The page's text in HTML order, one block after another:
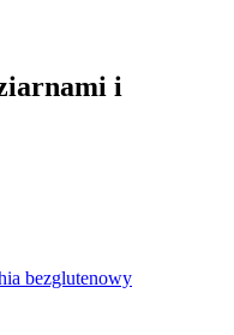
i
bezglutenowy